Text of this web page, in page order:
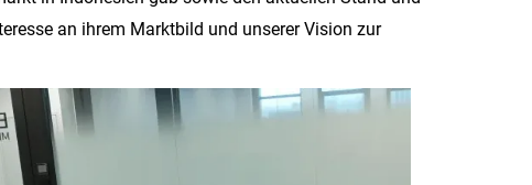
an ihrem Marktbild und unserer Vision zur